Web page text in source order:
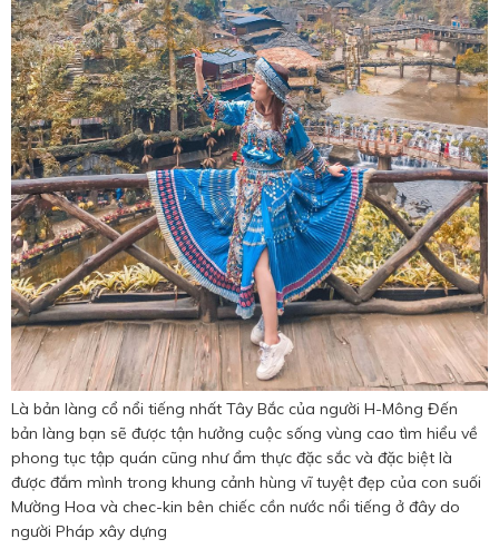
Là bản làng cổ nổi tiếng nhất Tây Bắc của người H-Mông Đến
bản làng bạn sẽ được tận hưởng cuộc sống vùng cao tìm hiểu về
phong tục tập quán cũng như ẩm thực đặc sắc và đặc biệt là
được đắm mình trong khung cảnh hùng vĩ tuyệt đẹp của con suối
Mường Hoa và chec-kin bên chiếc cồn nước nổi tiếng ở đây do
người Pháp xây dựng